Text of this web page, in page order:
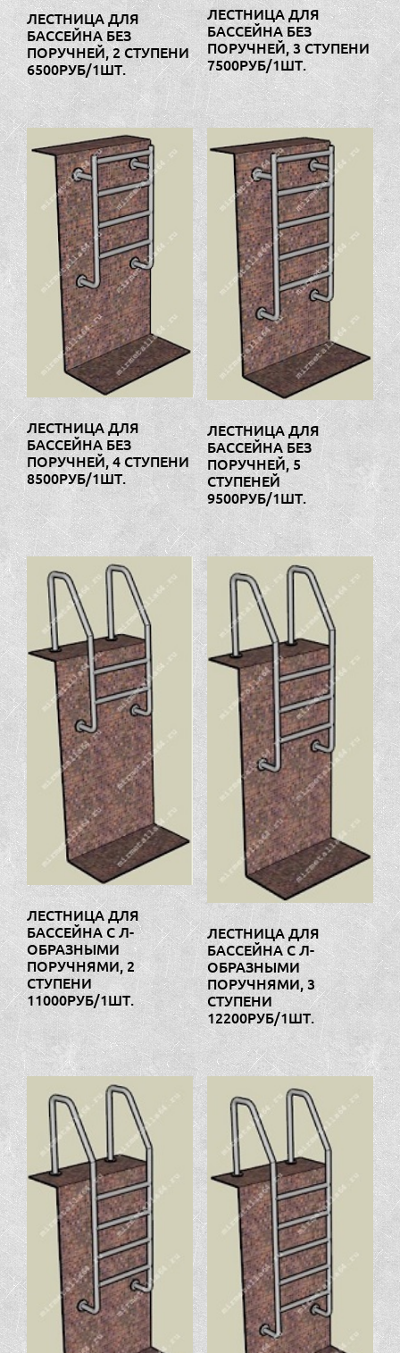
ЛЕСТНИЦА ДЛЯ
БАССЕЙНА БЕЗ
ПОРУЧНЕЙ, 2 СТУПЕНИ
6500РУБ/1ШТ.
ЛЕСТНИЦА ДЛЯ
БАССЕЙНА БЕЗ
ПОРУЧНЕЙ, 3 СТУПЕНИ
7500РУБ/1ШТ.
ЛЕСТНИЦА ДЛЯ
БАССЕЙНА БЕЗ
ПОРУЧНЕЙ, 4 СТУПЕНИ
8500РУБ/1ШТ.
ЛЕСТНИЦА ДЛЯ
БАССЕЙНА БЕЗ
ПОРУЧНЕЙ, 5
СТУПЕНЕЙ
9500РУБ/1ШТ.
ЛЕСТНИЦА ДЛЯ
БАССЕЙНА С Л-
ОБРАЗНЫМИ
ПОРУЧНЯМИ, 2
СТУПЕНИ
11000РУБ/1ШТ.
ЛЕСТНИЦА ДЛЯ
БАССЕЙНА С Л-
ОБРАЗНЫМИ
ПОРУЧНЯМИ, 3
СТУПЕНИ
12200РУБ/1ШТ.